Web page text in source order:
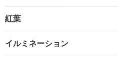
紅葉
イルミネーション